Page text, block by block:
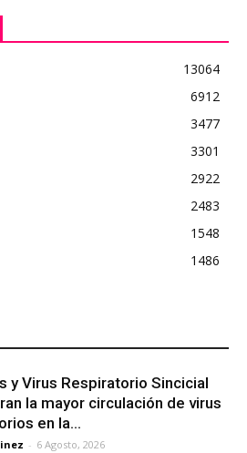
13064
6912
3477
3301
2922
2483
1548
1486
y Virus Respiratorio Sincicial
la mayor circulación de virus
en la...
- 6 Agosto, 2026